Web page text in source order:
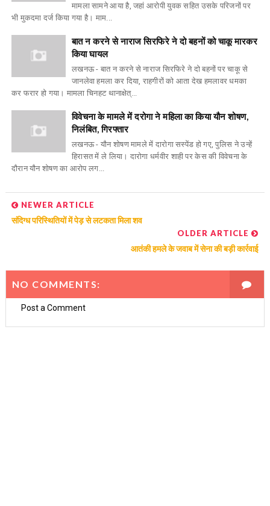
मामला सामने आया है, जहां आरोपी युवक सहित उसके परिजनों पर
भी मुकदमा दर्ज किया गया है। माम...
बात न करने से नाराज सिरफिरे ने दो बहनों को चाकू मारकर
किया घायल
लखनऊ - बात न करने से नाराज सिरफिरे ने दो बहनों पर चाकू से
जानलेवा हमला कर दिया, राहगीरों को आता देख हमलावर धमका
कर फरार हो गया। मामला चिनहट थानाक्षेत्...
विवेचना के मामले में दरोगा ने महिला का किया यौन शोषण,
निलंबित, गिरफ्तार
लखनऊ - यौन शोषण मामले में दारोगा सस्पेंड हो गए, पुलिस ने उन्हें
हिरासत में ले लिया। दारोगा धर्मवीर शाही पर केस की विवेचना के
दौरान यौन शोषण का आरोप लग...
NEWER ARTICLE
संदिग्ध परिस्थितियों में पेड़ से लटकता मिला शव
OLDER ARTICLE
आतंकी हमले के जवाब में सेना की बड़ी कार्रवाई
NO COMMENTS:
Post a Comment